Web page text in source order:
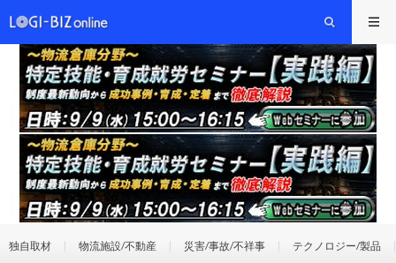
独自取材 物流施設/不動産 災害/事故/不祥事 テクノロジー/製品